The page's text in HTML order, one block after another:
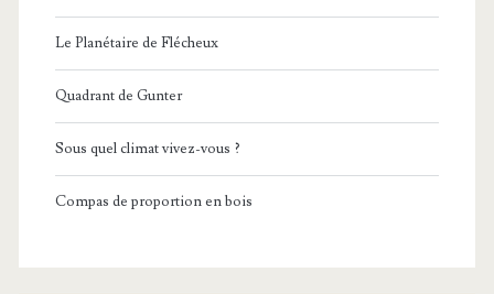
Le Planétaire de Flécheux
Quadrant de Gunter
Sous quel climat vivez-vous ?
Compas de proportion en bois